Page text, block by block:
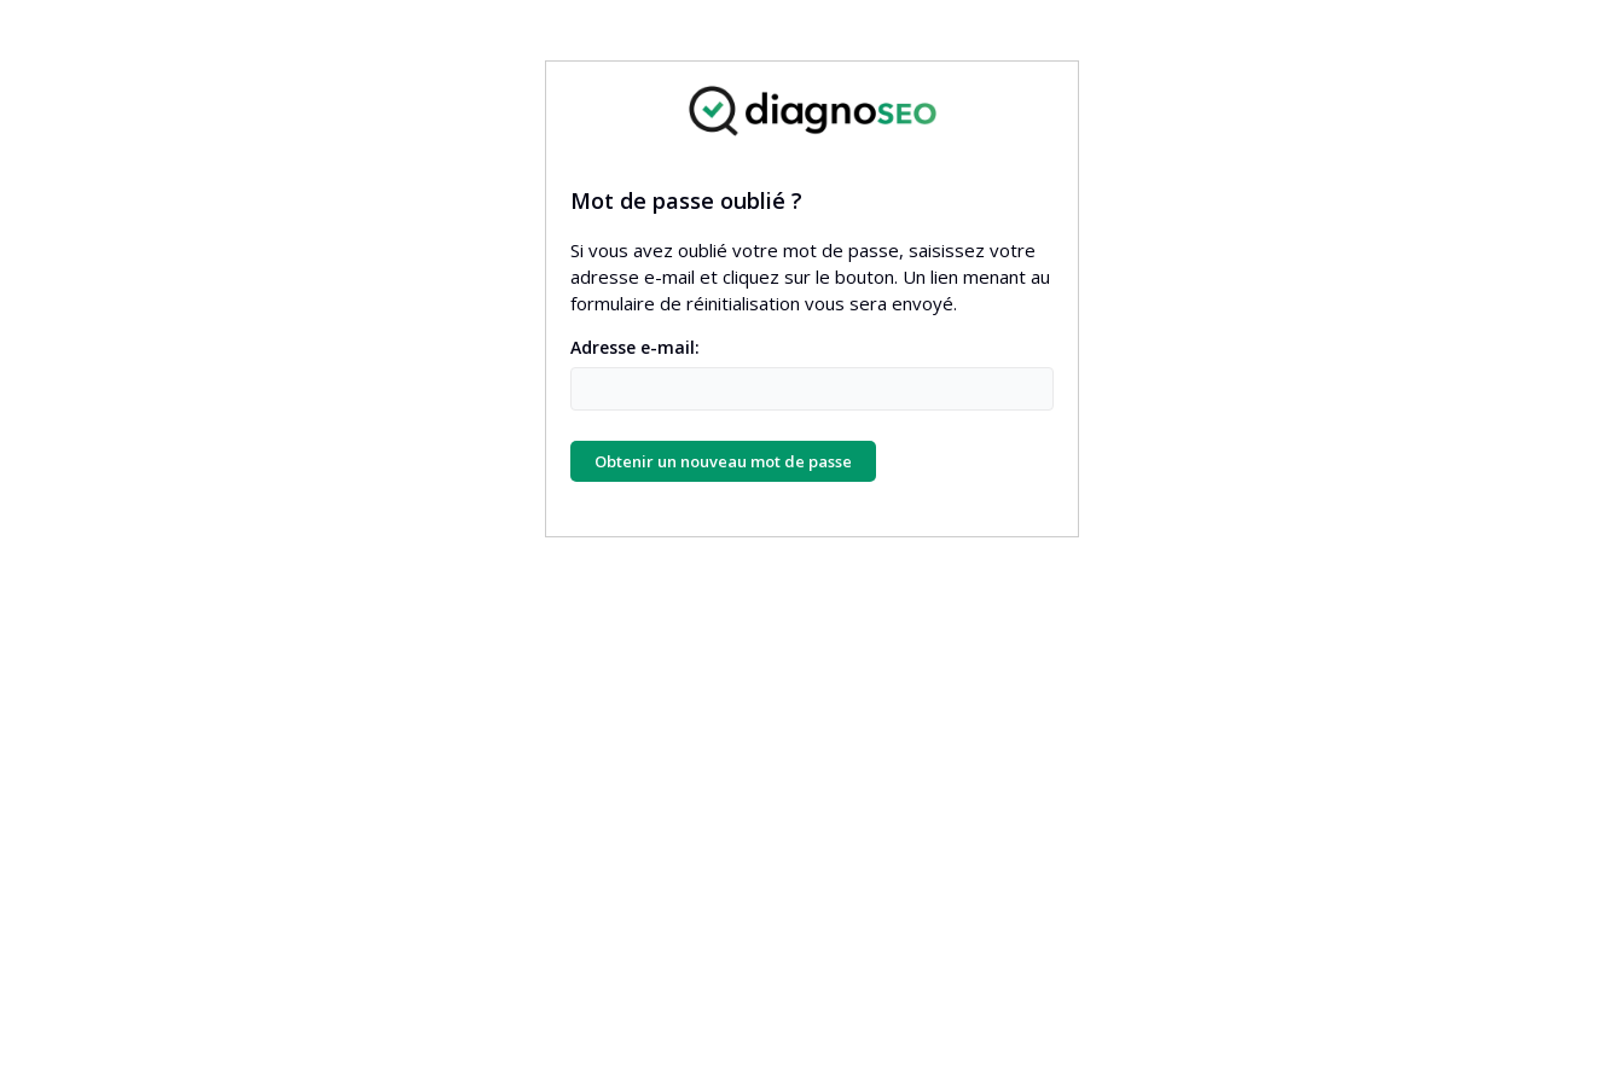
Mot de passe oublié ?
Si vous avez oublié votre mot de passe, saisissez votre
adresse e-mail et cliquez sur le bouton. Un lien menant au
formulaire de réinitialisation vous sera envoyé.
Adresse e-mail:
Obtenir un nouveau mot de passe